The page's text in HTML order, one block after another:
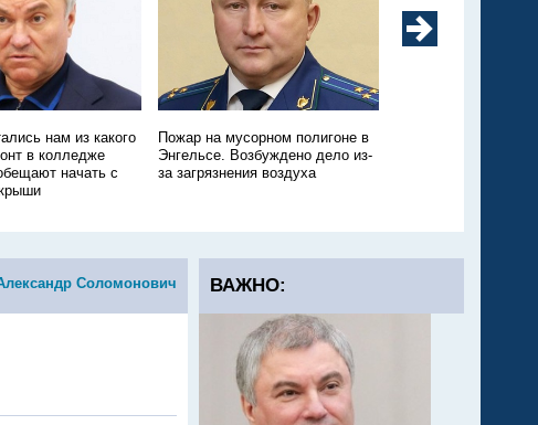
нам из какого
в колледже
начать с
Пожар на мусорном полигоне в
Энгельсе. Возбуждено дело из-
за загрязнения воздуха
Соломонович ВАЖНО: